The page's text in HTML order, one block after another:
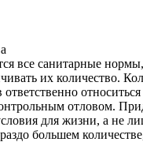
все санитарные
их количество.
отловом.
для жизни, а не
большем